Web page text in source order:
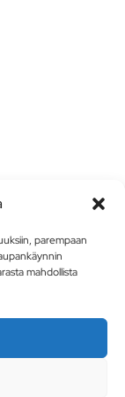
parempaan
mahdollista